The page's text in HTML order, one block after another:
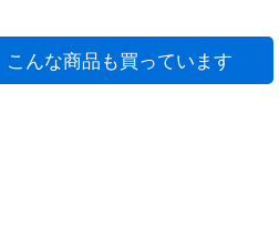
んな商品も買っています